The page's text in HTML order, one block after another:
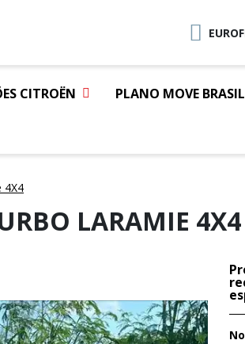
CITROËN PLANO MOVE BRASIL
4X4
LARAMIE 4X4